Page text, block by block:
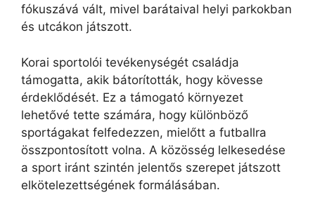
fókuszává vált, mivel barátaival helyi parkokban
és utcákon játszott.
Korai sportolói tevékenységét családja
támogatta, akik bátorították, hogy kövesse
érdeklődését. Ez a támogató környezet
lehetővé tette számára, hogy különböző
sportágakat felfedezzen, mielőtt a futballra
összpontosított volna. A közösség lelkesedése
a sport iránt szintén jelentős szerepet játszott
elkötelezettségének formálásában.